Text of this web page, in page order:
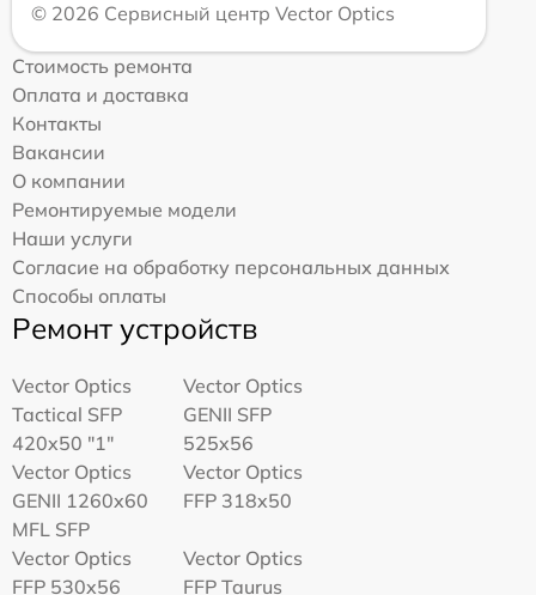
© 2026 Сервисный центр Vector Optics
Стоимость ремонта
Оплата и доставка
Контакты
Вакансии
О компании
Ремонтируемые модели
Наши услуги
Согласие на обработку персональных данных
Способы оплаты
Ремонт устройств
Vector Optics
Tactical SFP
420x50 "1"
Vector Optics
GENII SFP
525x56
Vector Optics
GENII 1260x60
MFL SFP
Vector Optics
FFP 318x50
Vector Optics
FFP 530x56
Vector Optics
FFP Taurus